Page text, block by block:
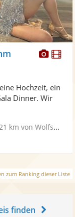
Fotos
Hochzeit, ein
Dinner. Wir
km von Wolfsburg
zum Ranking dieser Liste
finden